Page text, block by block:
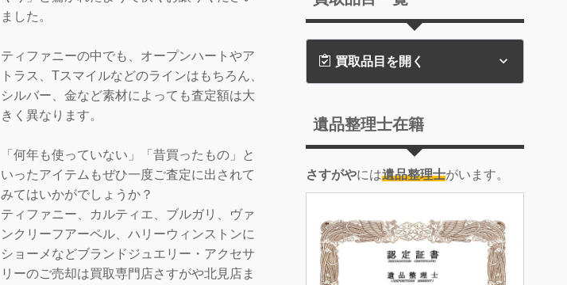
ました。
ティファニーの中でも、オープンハートやア
トラス、Tスマイルなどのラインはもちろん、
シルバー、金など素材によっても査定額は大
きく異なります。
「何年も使っていない」「昔買ったもの」と
いったアイテムもぜひ一度ご査定に出されて
みてはいかがでしょうか？
ティファニー、カルティエ、ブルガリ、ヴァ
ンクリーフアーペル、ハリーウィンストンに
ショーメなどブランドジュエリー・アクセサ
リーのご売却は買取専門店さすがや北見店ま
買取品目を開く
遺品整理士在籍
さすがやには遺品整理士がいます。